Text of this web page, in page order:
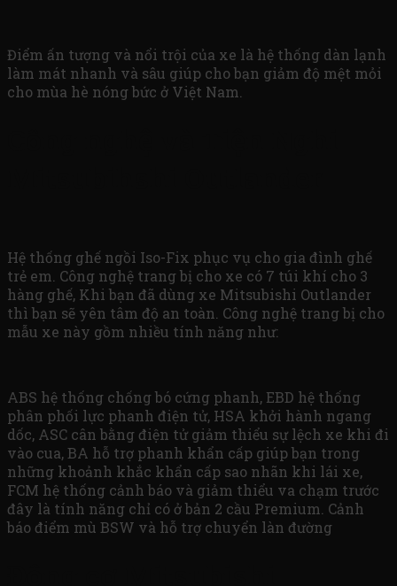
Điểm ấn tượng và nổi trội của xe là hệ thống dàn lạnh
làm mát nhanh và sâu giúp cho bạn giảm độ mệt mỏi
cho mùa hè nóng bức ở Việt Nam.
Hệ thống ghế ngồi Iso-Fix phục vụ cho gia đình ghế
trẻ em. Công nghệ trang bị cho xe có 7 túi khí cho 3
hàng ghế, Khi bạn đã dùng xe Mitsubishi Outlander
thì bạn sẽ yên tâm độ an toàn. Công nghệ trang bị cho
mẫu xe này gồm nhiều tính năng như:
ABS hệ thống chống bó cứng phanh, EBD hệ thống
phân phối lực phanh điện tử, HSA khởi hành ngang
dốc, ASC cân bằng điện tử giảm thiểu sự lệch xe khi đi
vào cua, BA hỗ trợ phanh khẩn cấp giúp bạn trong
những khoảnh khắc khẩn cấp sao nhãn khi lái xe,
FCM hệ thống cảnh báo và giảm thiểu va chạm trước
đây là tính năng chỉ có ở bản 2 cầu Premium. Cảnh
báo điểm mù BSW và hỗ trợ chuyển làn đường